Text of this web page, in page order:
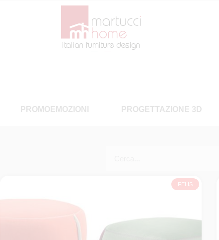
PROMOEMOZIONI PROGETTAZIONE 3D
FELIS